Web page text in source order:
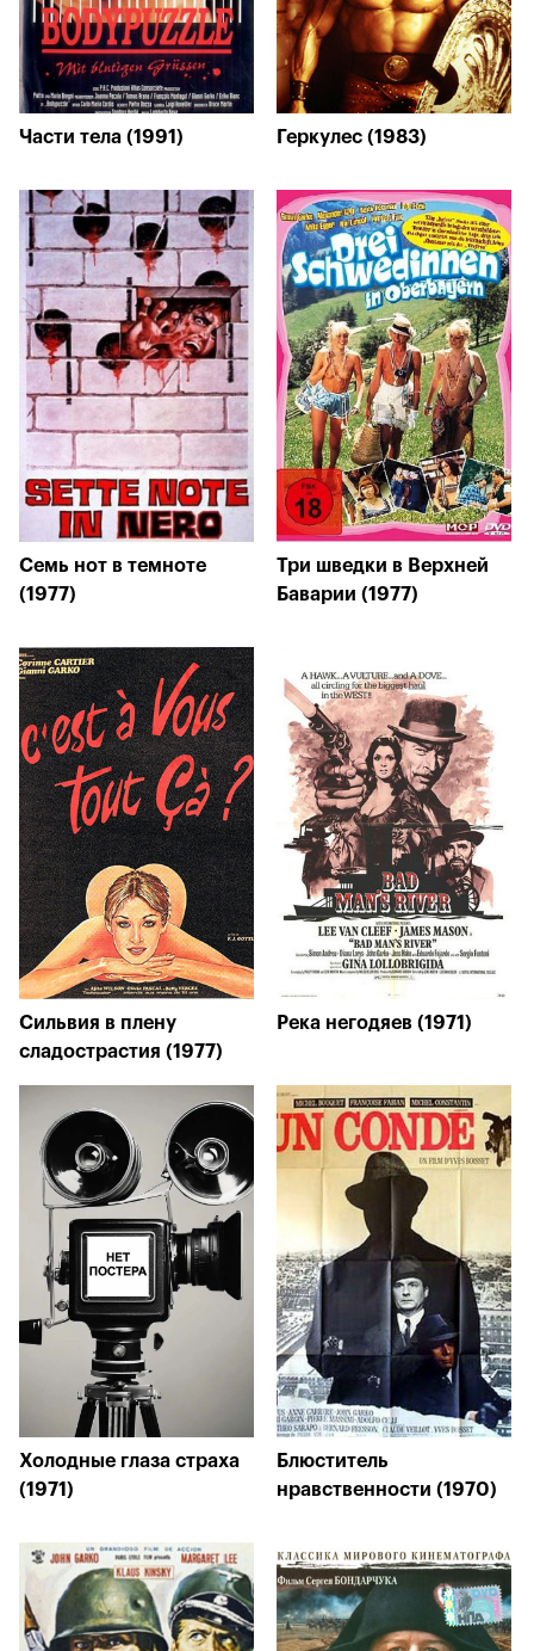
Части тела (1991) Геркулес (1983)
Семь нот в темноте
(1977)
Три шведки в Верхней
Баварии (1977)
Сильвия в плену
сладострастия (1977)
Река негодяев (1971)
Холодные глаза страха
(1971)
Блюститель
нравственности (1970)